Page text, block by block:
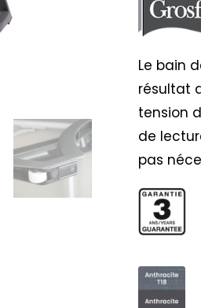
Grosfillex
Anthracite
Anthracite
Le bain
résultat
tension
de
pas